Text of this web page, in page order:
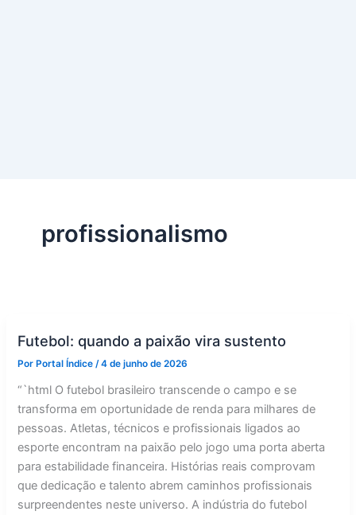
profissionalismo
Futebol: quando a paixão vira sustento
Por Portal Índice/4 de junho de 2026
“`html O futebol brasileiro transcende o campo e se
transforma em oportunidade de renda para milhares de
pessoas. Atletas, técnicos e profissionais ligados ao
esporte encontram na paixão pelo jogo uma porta aberta
para estabilidade financeira. Histórias reais comprovam
que dedicação e talento abrem caminhos profissionais
surpreendentes neste universo. A indústria do futebol